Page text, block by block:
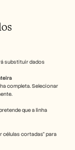
substituir dados
completa. Selecionar
que a linha
células cortadas” para